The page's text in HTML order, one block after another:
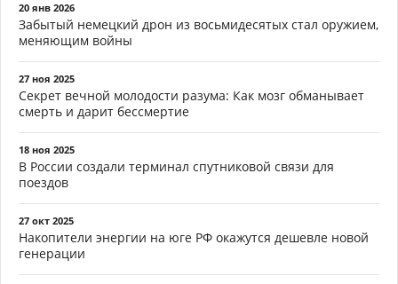
20 янв 2026
Забытый немецкий дрон из восьмидесятых стал оружием,
меняющим войны
27 ноя 2025
Секрет вечной молодости разума: Как мозг обманывает
смерть и дарит бессмертие
18 ноя 2025
В России создали терминал спутниковой связи для
поездов
27 окт 2025
Накопители энергии на юге РФ окажутся дешевле новой
генерации